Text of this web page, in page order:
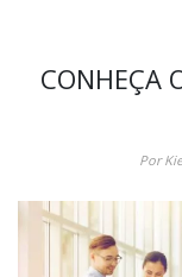
CONHEÇA
Por